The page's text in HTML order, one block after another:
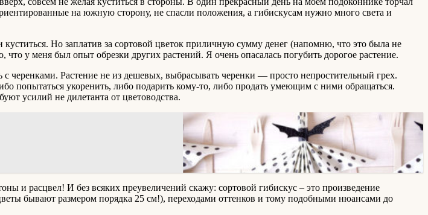
на южную сторону, не спасли положения, а гибискусам нужно много света и
Но заплатив за сортовой цветок приличную сумму денег (напомню, что это была не
у меня был опыт обрезки других растений. Я очень опасалась погубить дорогое растение.
с черенками. Растение не из дешевых, выбрасывать черенки — просто непростительный грех.
попытаться укоренить, либо подарить кому-то, либо продать умеющим с ними обращаться.
усилий не дилетанта от цветоводства.
и расцвел! И без всяких преувеличений скажу: сортовой гибискус – это произведение
бывают размером порядка 25 см!), переходами оттенков и тому подобными нюансами до